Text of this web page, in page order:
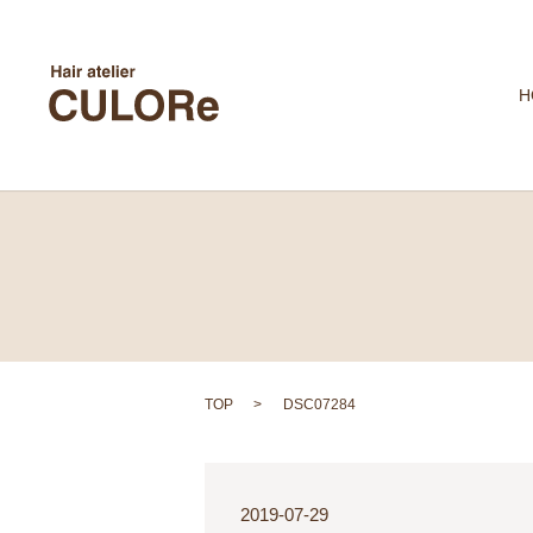
TOP DSC07284
2019-07-29